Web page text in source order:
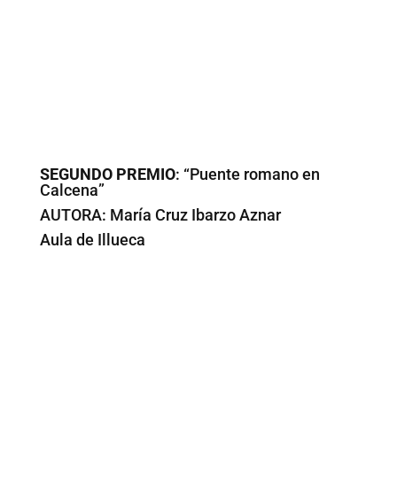
SEGUNDO PREMIO: “Puente romano en
Calcena”
AUTORA: María Cruz Ibarzo Aznar
Aula de Illueca